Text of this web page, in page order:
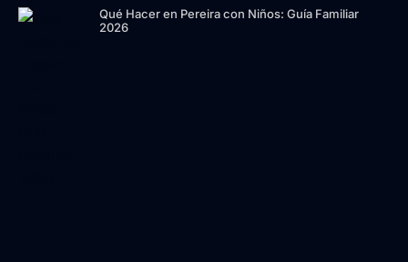
Qué Hacer en Pereira con Niños: Guía Familiar
2026